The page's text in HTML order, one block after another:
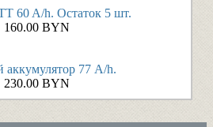
60 A/h. Остаток 5 шт.
160.00 BYN
аккумулятор 77 A/h.
230.00 BYN